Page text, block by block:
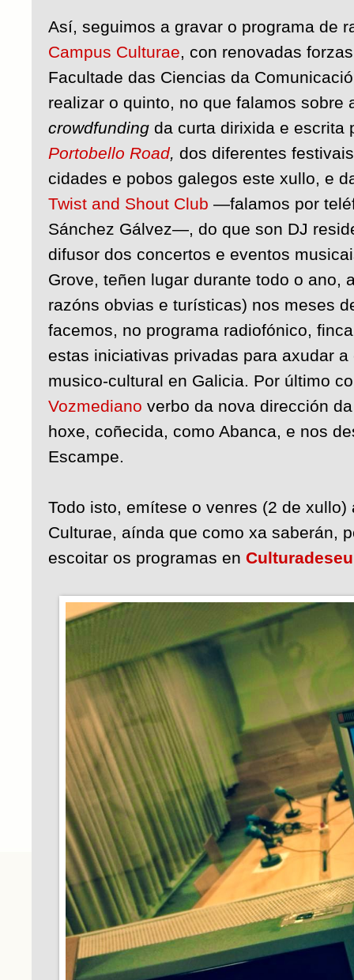
Así, seguimos a gravar o programa de
Campus Culturae, con renovadas
Facultade das Ciencias da
realizar o quinto, no que falamos sobre
crowdfunding da curta dirixida e escrita
Portobello Road, dos diferentes
cidades e pobos galegos este xullo, e
Twist and Shout Club —falamos por
Sánchez Gálvez—, do que son DJ
difusor dos concertos e eventos
Grove, teñen lugar durante todo o ano,
razóns obvias e turísticas) nos meses
facemos, no programa radiofónico,
estas iniciativas privadas para axudar
musico-cultural en Galicia. Por último
Vozmediano verbo da nova dirección
hoxe, coñecida, como Abanca, e nos
Escampe.
Todo isto, emítese o venres (2 de xullo)
Culturae, aínda que como xa saberán,
escoitar os programas en